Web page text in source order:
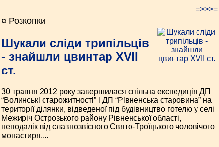
=>>>=
¤ Розкопки
Шукали сліди трипільців
- знайшли цвинтар XVII
ст.
30 травня 2012 року завершилася спільна експедиція ДП
“Волинські старожитності” і ДП “Рівненська старовина” на
території ділянки, відведеної під будівництво готелю у селі
Межиріч Острозького району Рівненської області,
неподалік від славнозвісного Свято-Троїцького чоловічого
монастиря....